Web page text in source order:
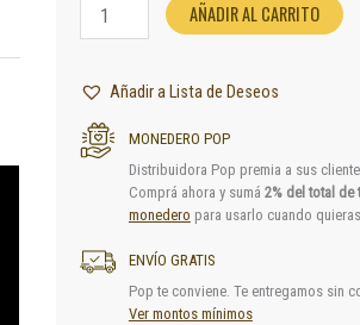
AÑADIR AL CARRITO
Añadir a Lista de Deseos
MONEDERO POP
Distribuidora Pop premia a sus
Comprá ahora y sumá 2% del total de
monedero para usarlo cuando
ENVÍO GRATIS
Pop te conviene. Te entregamos sin
Ver montos mínimos